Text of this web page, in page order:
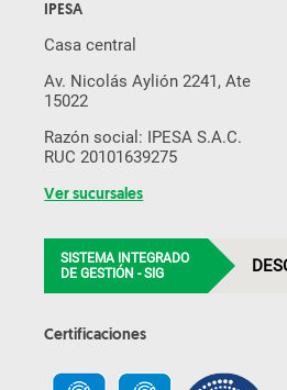
IPESA
Casa central
Av. Nicolás Aylión 2241, Ate
15022
Razón social: IPESA S.A.C.
RUC 20101639275
Ver sucursales
SISTEMA INTEGRADO
DE GESTIÓN - SIG
Certificaciones